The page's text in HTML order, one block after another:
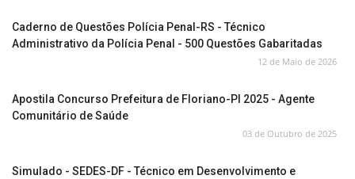
Caderno de Questões Polícia Penal-RS - Técnico
Administrativo da Polícia Penal - 500 Questões Gabaritadas
12 de Maio de 2026
Apostila Concurso Prefeitura de Floriano-PI 2025 - Agente
Comunitário de Saúde
03 de Outubro de 2025
Simulado - SEDES-DF - Técnico em Desenvolvimento e